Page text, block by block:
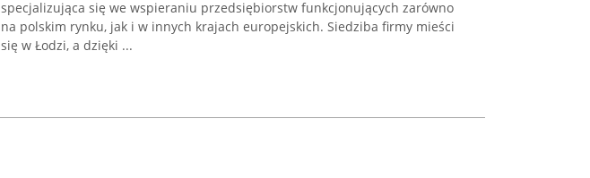
specjalizująca się we wspieraniu przedsiębiorstw funkcjonujących zarówno
na polskim rynku, jak i w innych krajach europejskich. Siedziba firmy mieści
się w Łodzi, a dzięki ...